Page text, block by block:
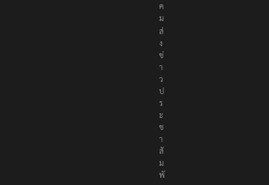
ค
ม
ส่
ง
ข่
า
ว
ป
ร
ะ
ช
า
สั
ม
พั